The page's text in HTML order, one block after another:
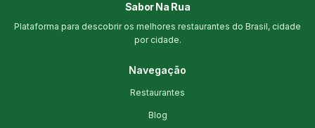
Sabor Na Rua
Plataforma para descobrir os melhores restaurantes do Brasil, cidade
por cidade.
Navegação
Restaurantes
Blog